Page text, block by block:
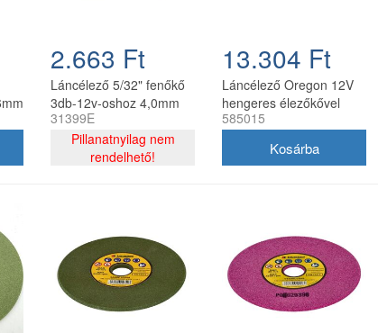
2.663 Ft
Láncélező 5/32" fenőkő
3db-12v-oshoz 4,0mm
31399E
Pillanatnyilag nem
rendelhető!
13.304 Ft
Láncélező Oregon 12V
hengeres élezőkővel
585015